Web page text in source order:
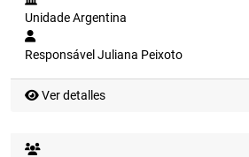
UnidadeArgentina
Responsável Juliana Peixoto
Ver detalles